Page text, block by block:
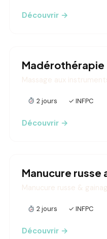
Découvrir →
Madérothérapie
Massage aux
2 jours ✓ INFPC
Découvrir →
Manucure russe
Manucure russe &
2 jours ✓ INFPC
Découvrir →